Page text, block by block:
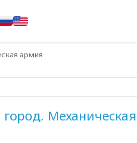
армия
Механическая